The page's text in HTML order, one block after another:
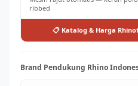
ribbed
📋 Katalog & Harga
Brand Pendukung Rhino